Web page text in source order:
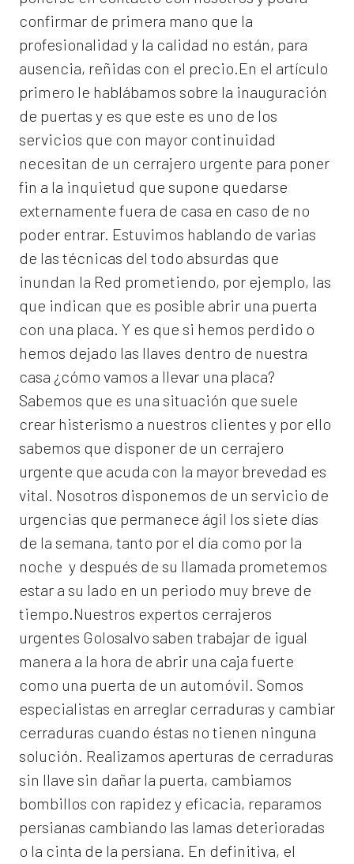
confirmar de primera mano que la
profesionalidad y la calidad no están, para
ausencia, reñidas con el precio.En el artículo
primero le hablábamos sobre la inauguración
de puertas y es que este es uno de los
servicios que con mayor continuidad
necesitan de un cerrajero urgente para poner
fin a la inquietud que supone quedarse
externamente fuera de casa en caso de no
poder entrar. Estuvimos hablando de varias
de las técnicas del todo absurdas que
inundan la Red prometiendo, por ejemplo, las
que indican que es posible abrir una puerta
con una placa. Y es que si hemos perdido o
hemos dejado las llaves dentro de nuestra
casa ¿cómo vamos a llevar una placa?
Sabemos que es una situación que suele
crear histerismo a nuestros clientes y por ello
sabemos que disponer de un cerrajero
urgente que acuda con la mayor brevedad es
vital. Nosotros disponemos de un servicio de
urgencias que permanece ágil los siete días
de la semana, tanto por el día como por la
noche y después de su llamada prometemos
estar a su lado en un periodo muy breve de
tiempo.Nuestros expertos cerrajeros
urgentes Golosalvo saben trabajar de igual
manera a la hora de abrir una caja fuerte
como una puerta de un automóvil. Somos
especialistas en arreglar cerraduras y cambiar
cerraduras cuando éstas no tienen ninguna
solución. Realizamos aperturas de cerraduras
sin llave sin dañar la puerta, cambiamos
bombillos con rapidez y eficacia, reparamos
persianas cambiando las lamas deterioradas
o la cinta de la persiana. En definitiva, el